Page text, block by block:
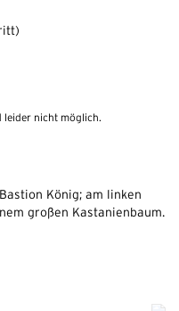
leider nicht möglich.